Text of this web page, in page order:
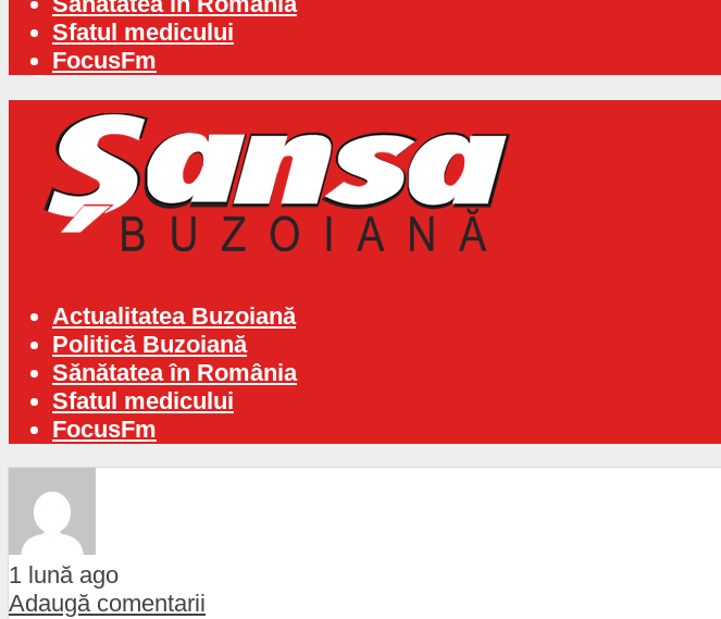
Sfatul medicului
FocusFm
Actualitatea Buzoiană
Politică Buzoiană
Sănătatea în România
Sfatul medicului
FocusFm
1 lună ago
Adaugă comentarii